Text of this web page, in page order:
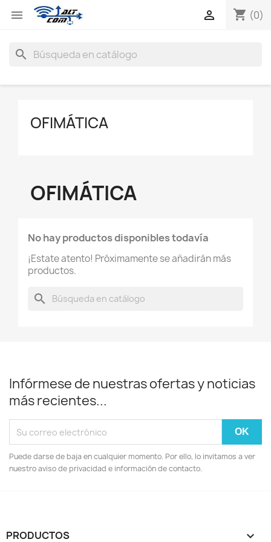
 shopping_cart (0)

search
OFIMÁTICA
OFIMÁTICA
No hay productos disponibles todavía
¡Estate atento! Próximamente se añadirán más
productos.
search
Infórmese de nuestras ofertas y noticias
más recientes...
Puede darse de baja en cualquier momento. Por ello, lo invitamos a ver
nuestro aviso de privacidad e información de contacto.
PRODUCTOS 